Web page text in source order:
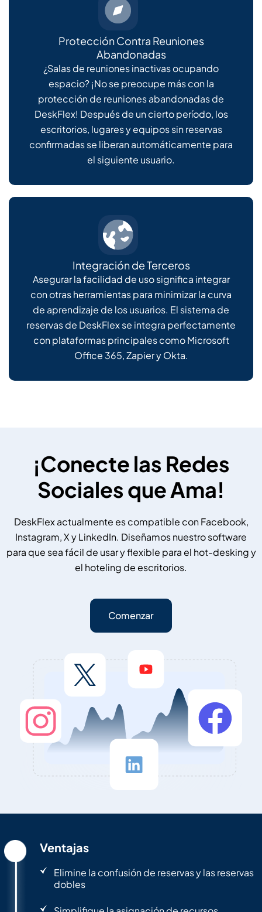
Protección Contra Reuniones
Abandonadas
¿Salas de reuniones inactivas ocupando
espacio? ¡No se preocupe más con la
protección de reuniones abandonadas de
DeskFlex! Después de un cierto período, los
escritorios, lugares y equipos sin reservas
confirmadas se liberan automáticamente para
el siguiente usuario.
Integración de Terceros
Asegurar la facilidad de uso significa integrar
con otras herramientas para minimizar la curva
de aprendizaje de los usuarios. El sistema de
reservas de DeskFlex se integra perfectamente
con plataformas principales como Microsoft
Office 365, Zapier y Okta.
¡Conecte las Redes
Sociales que Ama!
DeskFlex actualmente es compatible con Facebook,
Instagram, X y LinkedIn. Diseñamos nuestro software
para que sea fácil de usar y flexible para el hot-desking y
el hoteling de escritorios.
Comenzar
Ventajas
Elimine la confusión de reservas y las reservas
dobles